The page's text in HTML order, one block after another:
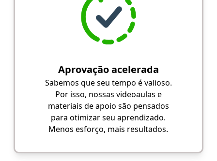
Aprovação acelerada
Sabemos que seu tempo é valioso.
Por isso, nossas videoaulas e
materiais de apoio são pensados
para otimizar seu aprendizado.
Menos esforço, mais resultados.